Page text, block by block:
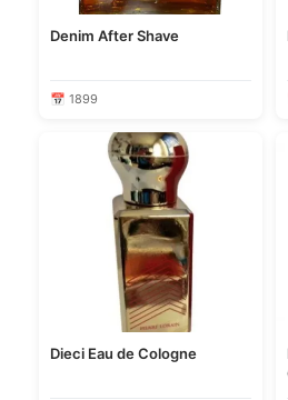
Denim After Shave
📅 1899
Dieci Eau de Cologne